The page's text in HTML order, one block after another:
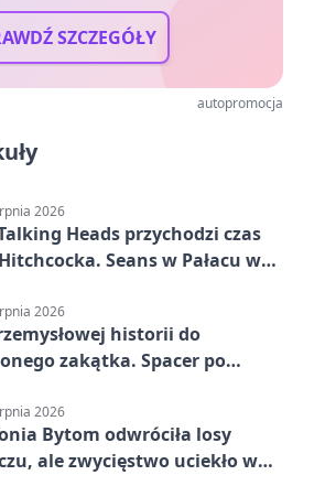
SZCZEGÓŁY
autopromocja
2026
Heads przychodzi czas
Seans w Pałacu w
2026
historii do
zakątka. Spacer po
2026
Bytom odwróciła losy
ale zwycięstwo uciekło w